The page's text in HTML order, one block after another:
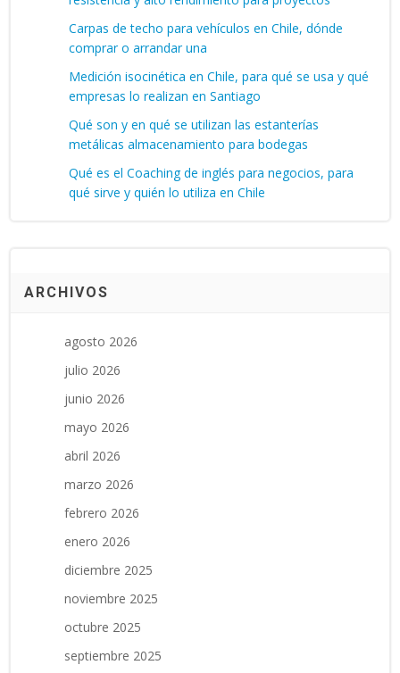
Carpas de techo para vehículos en Chile, dónde
comprar o arrandar una
Medición isocinética en Chile, para qué se usa y qué
empresas lo realizan en Santiago
Qué son y en qué se utilizan las estanterías
metálicas almacenamiento para bodegas
Qué es el Coaching de inglés para negocios, para
qué sirve y quién lo utiliza en Chile
ARCHIVOS
agosto 2026
julio 2026
junio 2026
mayo 2026
abril 2026
marzo 2026
febrero 2026
enero 2026
diciembre 2025
noviembre 2025
octubre 2025
septiembre 2025